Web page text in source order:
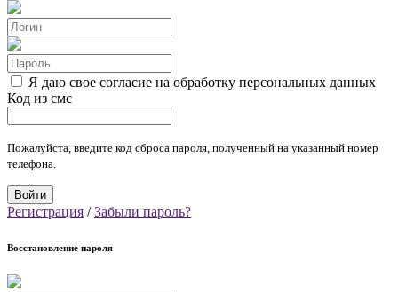
Я даю свое согласие на обработку персональных данных
Код из смс
Пожалуйста, введите код сброса пароля, полученный на указанный номер
телефона.
Регистрация /Забыли пароль?
Восстановление пароля